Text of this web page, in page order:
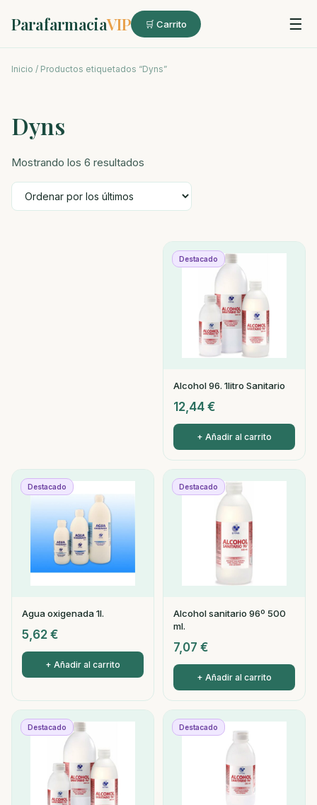
ParafarmaciaVIP 🛒 Carrito ☰
Inicio / Productos etiquetados “Dyns”
Dyns
Mostrando los 6 resultados
por
últimos
Destacado
Alcohol 96. 1litro Sanitario
12,44 €
+ Añadir al carrito
Destacado
Agua oxigenada 1l.
5,62 €
+ Añadir al carrito
Destacado
Alcohol sanitario 96º 500
ml.
7,07 €
+ Añadir al carrito
Destacado Destacado